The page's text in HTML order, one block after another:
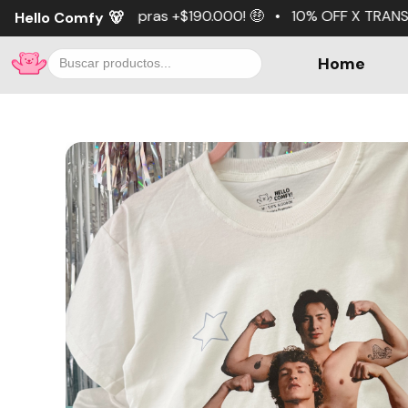
Hello Comfy 🐻
+$190.000! 🤑 • 10% OFF X TRANSFERENCIA 💵 • 3
Home